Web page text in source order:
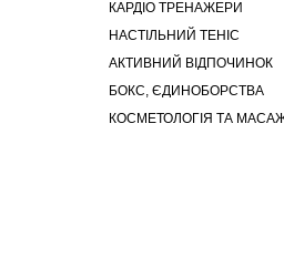
КАРДІО ТРЕНАЖЕРИ
НАСТІЛЬНИЙ ТЕНІС
АКТИВНИЙ ВІДПОЧИНОК
БОКС, ЄДИНОБОРСТВА
КОСМЕТОЛОГІЯ ТА